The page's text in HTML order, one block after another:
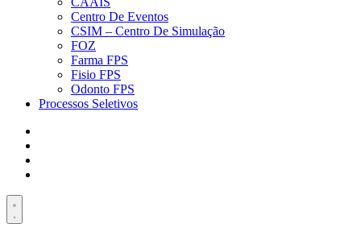
Centro De Eventos
CSIM – Centro De Simulação
FOZ
Farma FPS
Fisio FPS
Odonto FPS
Processos Seletivos